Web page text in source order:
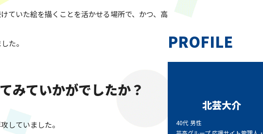
ていた絵を描くことを活かせる場所で、かつ、高
た。
みていかがでしたか？
していました。
PROFILE
北芸大介
40代 男性